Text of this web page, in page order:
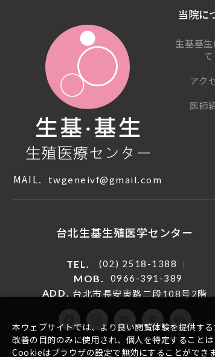
MAIL. twgeneivf@gmail.com
当院に
生基基
て
アク
医師
台北生基生殖医学センター
TEL. (02) 2518-1388
MOB. 0966-391-389
ADD. 台北市長安東路二段108号2階
本ウェブサイトでは、より良い閲覧体験を提供す
改善の目的のみに使用され、個人を特定することは
Cookieはブラウザの設定で無効にすることができ